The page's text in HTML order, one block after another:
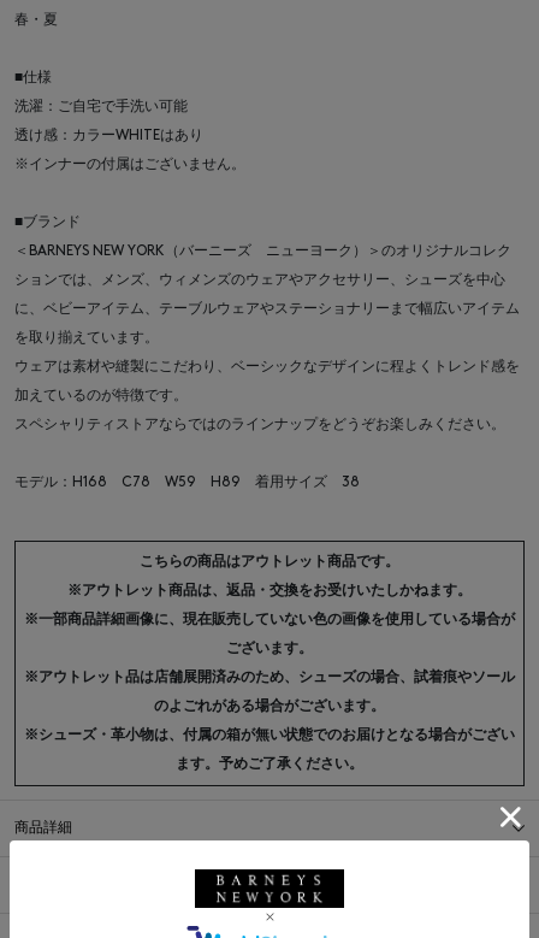
春・夏
■仕様
洗濯：ご自宅で手洗い可能
透け感：カラーWHITEはあり
※インナーの付属はございません。
■ブランド
＜BARNEYS NEW YORK（バーニーズ ニューヨーク）＞のオリジナルコレク
ションでは、メンズ、ウィメンズのウェアやアクセサリー、シューズを中心
に、ベビーアイテム、テーブルウェアやステーショナリーまで幅広いアイテム
を取り揃えています。
ウェアは素材や縫製にこだわり、ベーシックなデザインに程よくトレンド感を
加えているのが特徴です。
スペシャリティストアならではのラインナップをどうぞお楽しみください。
モデル：H168 C78 W59 H89 着用サイズ 38
こちらの商品はアウトレット商品です。
※アウトレット商品は、返品・交換をお受けいたしかねます。
※一部商品詳細画像に、現在販売していない色の画像を使用している場合が
ございます。
※アウトレット品は店舗展開済みのため、シューズの場合、試着痕やソール
のよごれがある場合がございます。
※シューズ・革小物は、付属の箱が無い状態でのお届けとなる場合がござい
ます。予めご了承ください。
商品詳細